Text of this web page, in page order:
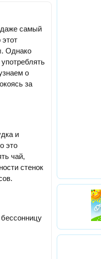
даже самый
этот
Однако
о
за
и
это
чай,
стенок